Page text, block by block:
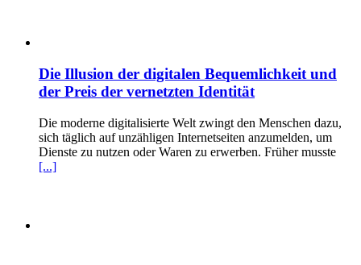
Die Illusion der digitalen Bequemlichkeit und
der Preis der vernetzten Identität
Die moderne digitalisierte Welt zwingt den Menschen dazu,
sich täglich auf unzähligen Internetseiten anzumelden, um
Dienste zu nutzen oder Waren zu erwerben. Früher musste
[...]